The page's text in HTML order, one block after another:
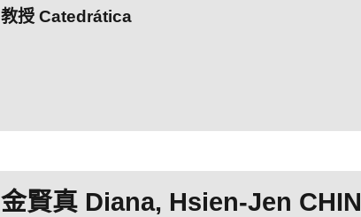
教授 Catedrática
金賢真 Diana, Hsien-Jen CHIN